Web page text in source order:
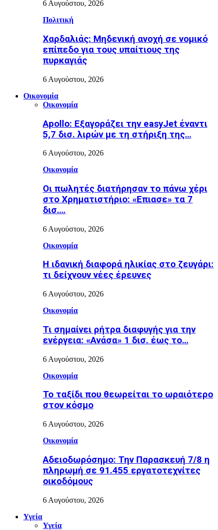
6 Αυγούστου, 2026
Πολιτική
Χαρδαλιάς: Μηδενική ανοχή σε νομικό
επίπεδο για τους υπαίτιους της
πυρκαγιάς
6 Αυγούστου, 2026
Οικονομία
Οικονομία
Apollo: Εξαγοράζει την easyJet έναντι
5,7 δισ. λιρών με τη στήριξη της…
6 Αυγούστου, 2026
Οικονομία
Οι πωλητές διατήρησαν το πάνω χέρι
στο Χρηματιστήριο: «Επιασε» τα 7
δισ….
6 Αυγούστου, 2026
Οικονομία
Η ιδανική διαφορά ηλικίας στο ζευγάρι:
τι δείχνουν νέες έρευνες
6 Αυγούστου, 2026
Οικονομία
Τι σημαίνει ρήτρα διαφυγής για την
ενέργεια: «Ανάσα» 1 δισ. έως το…
6 Αυγούστου, 2026
Οικονομία
Το ταξίδι που θεωρείται το ωραιότερο
στον κόσμο
6 Αυγούστου, 2026
Οικονομία
Αδειοδωρόσημο: Την Παρασκευή 7/8 η
πληρωμή σε 91.455 εργατοτεχνίτες
οικοδόμους
6 Αυγούστου, 2026
Υγεία
Υγεία